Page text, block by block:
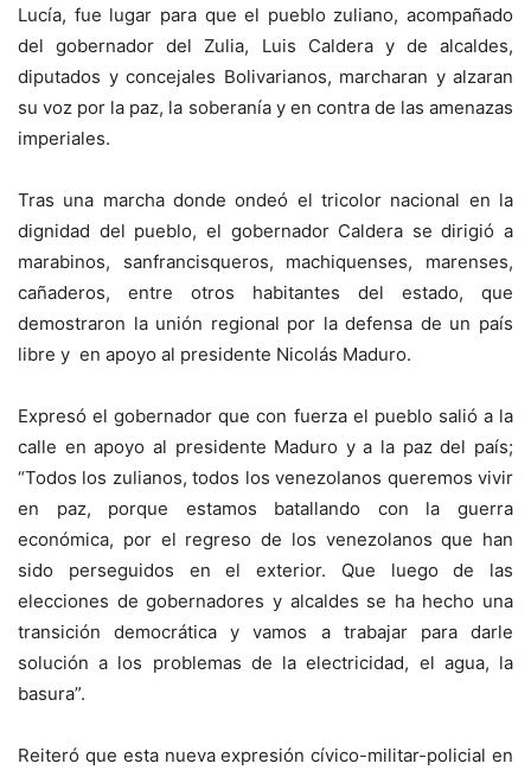
Lucía, fue lugar para que el pueblo zuliano, acompañado
del gobernador del Zulia, Luis Caldera y de alcaldes,
diputados y concejales Bolivarianos, marcharan y alzaran
su voz por la paz, la soberanía y en contra de las amenazas
imperiales.
Tras una marcha donde ondeó el tricolor nacional en la
dignidad del pueblo, el gobernador Caldera se dirigió a
marabinos, sanfrancisqueros, machiquenses, marenses,
cañaderos, entre otros habitantes del estado, que
demostraron la unión regional por la defensa de un país
libre y en apoyo al presidente Nicolás Maduro.
Expresó el gobernador que con fuerza el pueblo salió a la
calle en apoyo al presidente Maduro y a la paz del país;
“Todos los zulianos, todos los venezolanos queremos vivir
en paz, porque estamos batallando con la guerra
económica, por el regreso de los venezolanos que han
sido perseguidos en el exterior. Que luego de las
elecciones de gobernadores y alcaldes se ha hecho una
transición democrática y vamos a trabajar para darle
solución a los problemas de la electricidad, el agua, la
basura”.
Reiteró que esta nueva expresión cívico-militar-policial en